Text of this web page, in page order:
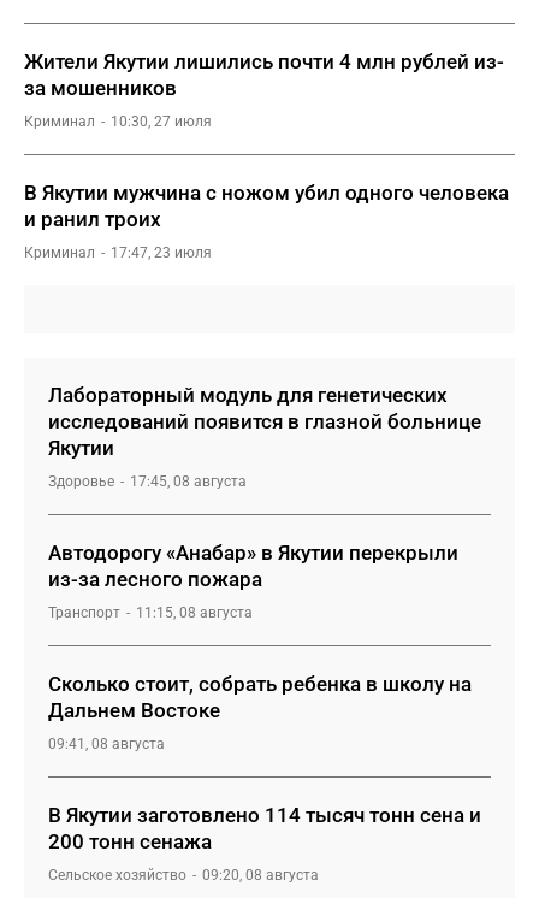
Жители Якутии лишились почти 4 млн рублей из-
за мошенников
Криминал 10:30, 27 июля
В Якутии мужчина с ножом убил одного человека
и ранил троих
Криминал 17:47, 23 июля
Лабораторный модуль для генетических
исследований появится в глазной больнице
Якутии
Здоровье 17:45, 08 августа
Автодорогу «Анабар» в Якутии перекрыли
из-за лесного пожара
Транспорт 11:15, 08 августа
Сколько стоит, собрать ребенка в школу на
Дальнем Востоке
09:41, 08 августа
В Якутии заготовлено 114 тысяч тонн сена и
200 тонн сенажа
Сельское хозяйство 09:20, 08 августа